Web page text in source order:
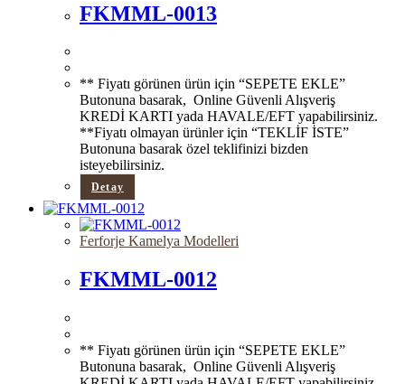
FKMML-0013
** Fiyatı görünen ürün için “SEPETE EKLE”
Butonuna basarak, Online Güvenli Alışveriş
KREDİ KARTI yada HAVALE/EFT yapabilirsiniz.
**Fiyatı olmayan ürünler için “TEKLİF İSTE”
Butonuna basarak özel teklifinizi bizden
isteyebilirsiniz.
Detay
Ferforje Kamelya Modelleri
FKMML-0012
** Fiyatı görünen ürün için “SEPETE EKLE”
Butonuna basarak, Online Güvenli Alışveriş